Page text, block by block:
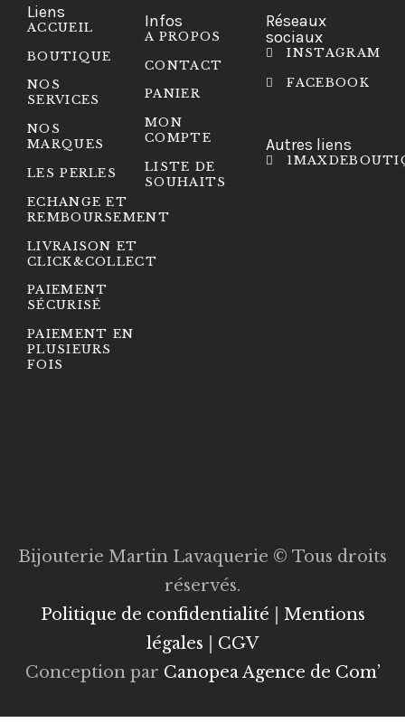
Liens
ACCUEIL
BOUTIQUE
NOS
SERVICES
NOS
MARQUES
LES PERLES
ECHANGE ET
REMBOURSEMENT
LIVRAISON ET
CLICK&COLLECT
PAIEMENT
SÉCURISÉ
PAIEMENT EN
PLUSIEURS
FOIS
Infos
A PROPOS
CONTACT
PANIER
MON
COMPTE
LISTE DE
SOUHAITS
Réseaux
sociaux
INSTAGRAM
FACEBOOK
Autres liens
Bijouterie Martin Lavaquerie © Tous droits
réservés.
Politique de confidentialité
Mentions
légales
CGV
Conception par Canopea Agence de Com’